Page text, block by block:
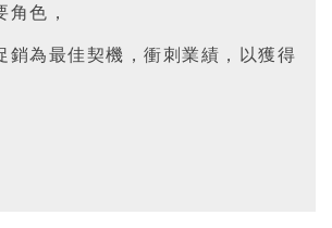
色，
銷為最佳契機，衝刺業績，以獲得